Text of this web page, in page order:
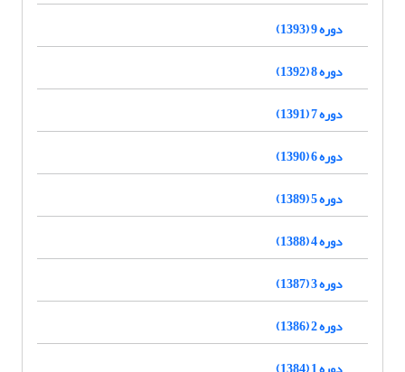
دوره 9 (1393)
دوره 8 (1392)
دوره 7 (1391)
دوره 6 (1390)
دوره 5 (1389)
دوره 4 (1388)
دوره 3 (1387)
دوره 2 (1386)